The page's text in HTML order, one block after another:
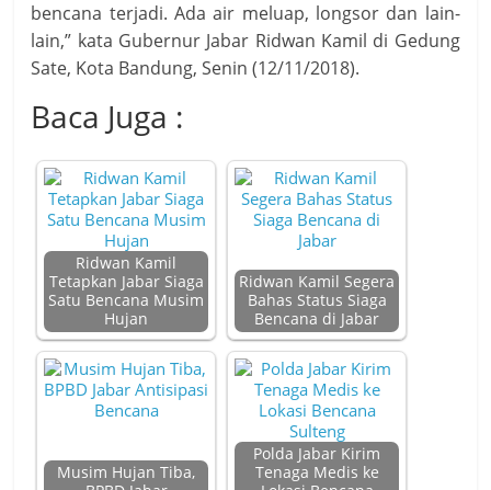
bencana terjadi. Ada air meluap, longsor dan lain-
lain,” kata Gubernur Jabar Ridwan Kamil di Gedung
Sate, Kota Bandung, Senin (12/11/2018).
Baca Juga :
Ridwan Kamil
Tetapkan Jabar Siaga
Satu Bencana Musim
Hujan
Ridwan Kamil Segera
Bahas Status Siaga
Bencana di Jabar
Musim Hujan Tiba,
Polda Jabar Kirim
Tenaga Medis ke